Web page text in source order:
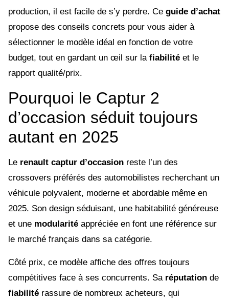
production, il est facile de s’y perdre. Ce guide d’achat
propose des conseils concrets pour vous aider à
sélectionner le modèle idéal en fonction de votre
budget, tout en gardant un œil sur la fiabilité et le
rapport qualité/prix.
Pourquoi le Captur 2
d’occasion séduit toujours
autant en 2025
Le renault captur d’occasion reste l’un des
crossovers préférés des automobilistes recherchant un
véhicule polyvalent, moderne et abordable même en
2025. Son design séduisant, une habitabilité généreuse
et une modularité appréciée en font une référence sur
le marché français dans sa catégorie.
Côté prix, ce modèle affiche des offres toujours
compétitives face à ses concurrents. Sa réputation de
fiabilité rassure de nombreux acheteurs, qui